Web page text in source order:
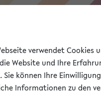
verwendet
Website und Ihre
Sie können Ihre
Informationen zu den